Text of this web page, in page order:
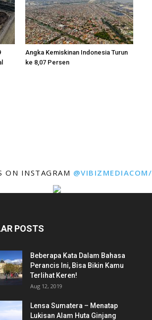
Angka Kemiskinan Indonesia Turun
ke 8,07 Persen
ON INSTAGRAM @VIBIZMEDIACOM/
POSTS
Beberapa Kata Dalam Bahasa
Perancis Ini, Bisa Bikin Kamu
Terlihat Keren!
Aug 12, 2019
Lensa Sumatera – Menatap
Lukisan Alam Huta Ginjang